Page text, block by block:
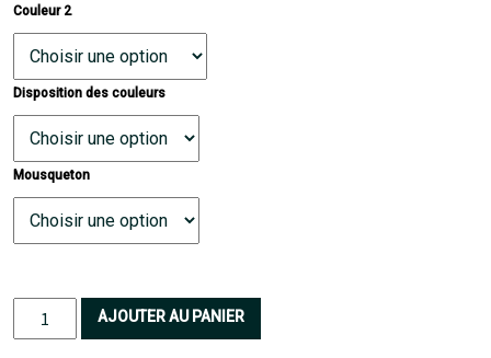
Couleur 2
Disposition des couleurs
Mousqueton
quantité
AJOUTER AU PANIER